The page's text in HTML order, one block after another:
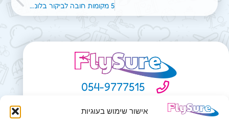
אישור שימוש בעוגיות
5 מקומות חובה לביקור בלונדון פלוס המלצות על אטרקציות
054-9777515
service@flysure.co.il